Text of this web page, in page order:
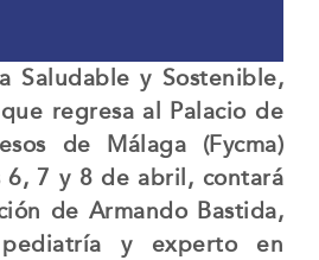
Saludable y Sostenible,
regresa al Palacio de
de Málaga (Fycma)
6, 7 y 8 de abril, contará
de Armando Bastida,
y experto en